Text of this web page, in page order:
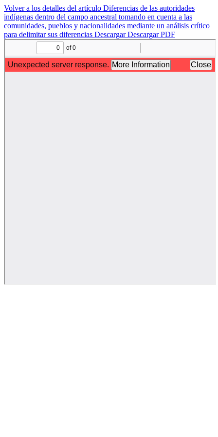
Volver a los detalles del artículo Diferencias de las autoridades
indígenas dentro del campo ancestral tomando en cuenta a las
comunidades, pueblos y nacionalidades mediante un análisis crítico
para delimitar sus diferencias DescargarDescargar PDF